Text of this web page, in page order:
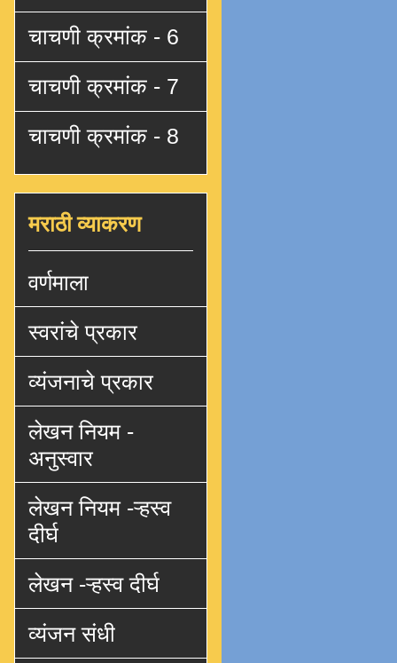
चाचणी क्रमांक - 6
चाचणी क्रमांक - 7
चाचणी क्रमांक - 8
मराठी व्याकरण
वर्णमाला
स्वरांचे प्रकार
व्यंजनाचे प्रकार
लेखन नियम -
अनुस्वार
लेखन नियम -ऱ्हस्व
दीर्घ
लेखन -ऱ्हस्व दीर्घ
व्यंजन संधी